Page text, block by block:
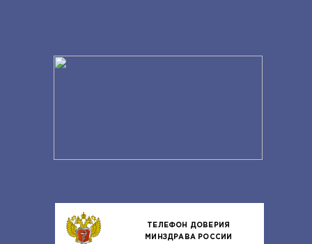
ТЕЛЕФОН ДОВЕРИЯ
МИНЗДРАВА РОССИИ